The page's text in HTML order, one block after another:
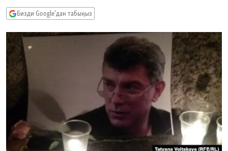
ЭКСПЕРТТЕР ТАЛДАЙТ
БИЗ ЖАНА ДҮЙНӨ
ДАНИСТЕ
АЗАТТЫК+
ЫҢГАЙСЫЗ СУРООЛОР
ӨЗГӨЧӨ ПИКИР
Русский
ОНЛАЙН ШЕРИНЕ
ЭЕ/АРнун бардык сайттары
Бизди Google'дан табыңыз